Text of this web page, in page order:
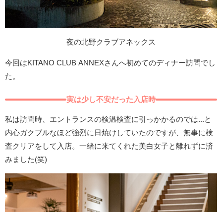
夜の北野クラブアネックス
今回はKITANO CLUB ANNEXさんへ初めてのディナー訪問でし
た。
実は少し不安だった入店時
私は訪問時、エントランスの検温検査に引っかかるのでは...と
内心ガクブルなほど強烈に日焼けしていたのですが、無事に検
査クリアをして入店。一緒に来てくれた美白女子と離れずに済
みました(笑)